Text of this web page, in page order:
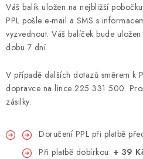
PŘÍSLUŠENSTVÍ
ZNAČKY
Vše o nákupu Jak reklamovat či
Kontakty
Prodejny Volná místa
Váš balík uložen na nejbližší
PPL pošle e-mail a SMS s
vyzvednout. Váš balíček bude
dobu 7 dní.
V případě dalších dotazů směrem k
dopravce na lince 225 331 500.
zásilky.
Doručení PPL při platbě
Při platbě dobírkou: + 39